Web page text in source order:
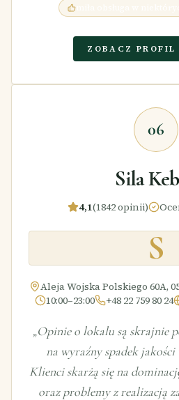
miła obsługa w
ZOBACZ PROFIL
06
Sila
4,1(1842 opinii)
S
Aleja Wojska Polskiego 60A,
10:00–23:00
+48 22 759 80 24
„Opinie o lokalu są skrajnie
na wyraźny spadek
Klienci skarżą się na
oraz problemy z realizacją